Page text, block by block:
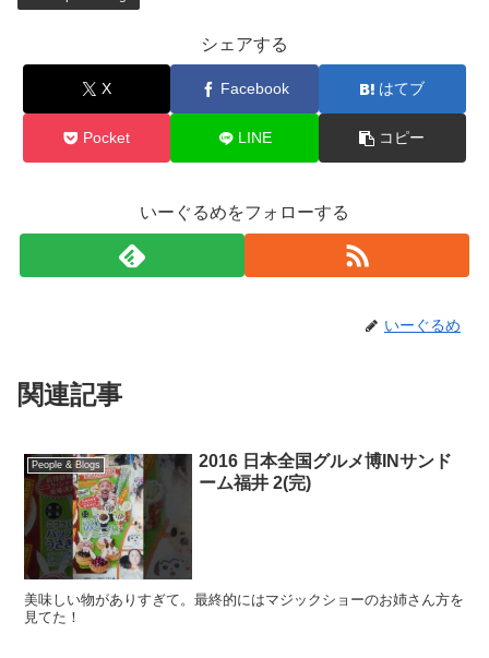
シェアする
X Facebook はてブ
Pocket LINE コピー
いーぐるめをフォローする
いーぐるめ
関連記事
People & Blogs
2016 日本全国グルメ博INサンド
ーム福井 2(完)
美味しい物がありすぎて。最終的にはマジックショーのお姉さん方を
見てた！